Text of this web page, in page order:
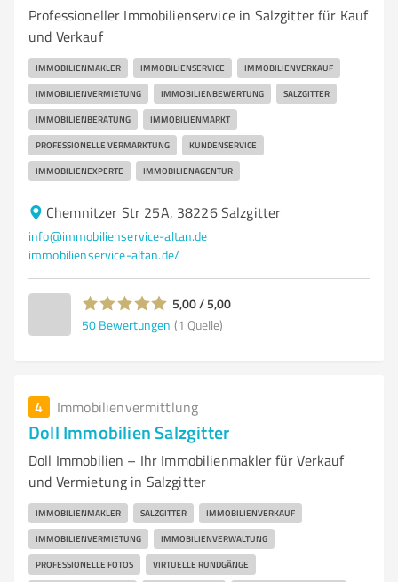
Professioneller Immobilienservice in Salzgitter für Kauf
und Verkauf
IMMOBILIENMAKLER IMMOBILIENSERVICE IMMOBILIENVERKAUF
IMMOBILIENVERMIETUNG IMMOBILIENBEWERTUNG SALZGITTER
IMMOBILIENBERATUNG IMMOBILIENMARKT
PROFESSIONELLE VERMARKTUNG KUNDENSERVICE
IMMOBILIENEXPERTE IMMOBILIENAGENTUR
Chemnitzer Str 25A, 38226 Salzgitter
info@immobilienservice-altan.de
immobilienservice-altan.de/
5,00 / 5,00
50 Bewertungen (1 Quelle)
4 Immobilienvermittlung
Doll Immobilien Salzgitter
Doll Immobilien – Ihr Immobilienmakler für Verkauf
und Vermietung in Salzgitter
IMMOBILIENMAKLER SALZGITTER IMMOBILIENVERKAUF
IMMOBILIENVERMIETUNG IMMOBILIENVERWALTUNG
PROFESSIONELLE FOTOS VIRTUELLE RUNDGÄNGE